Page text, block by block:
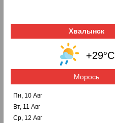
Хвалынск
+29°C
Морось
Пн, 10 Авг
Вт, 11 Авг
Ср, 12 Авг